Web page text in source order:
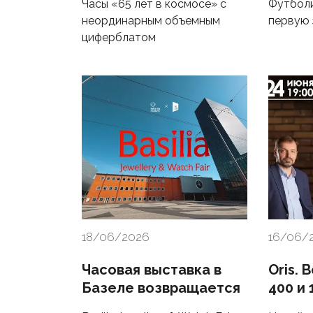
Часы «65 лет в космосе» с
неординарным объемным
циферблатом
первую
18/06/2026
Часовая выставка в
Базеле возвращается
16/06/
Oris.
400 и